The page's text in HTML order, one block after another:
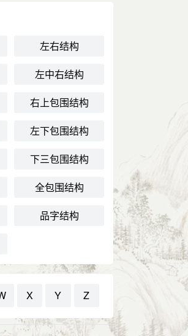
左右结构
左中右结构
右上包围结构
左下包围结构
下三包围结构
全包围结构
品字结构
X Y Z